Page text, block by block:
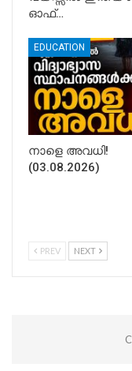
ഓഫ്…
EDUCATION
നാളെ അവധി!
(03.08.2026)
PREV NEXT